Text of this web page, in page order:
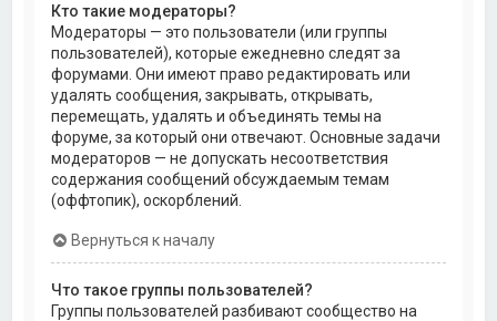
Кто такие модераторы?
Модераторы — это пользователи (или группы
пользователей), которые ежедневно следят за
форумами. Они имеют право редактировать или
удалять сообщения, закрывать, открывать,
перемещать, удалять и объединять темы на
форуме, за который они отвечают. Основные задачи
модераторов — не допускать несоответствия
содержания сообщений обсуждаемым темам
(оффтопик), оскорблений.
Вернуться к началу
Что такое группы пользователей?
Группы пользователей разбивают сообщество на